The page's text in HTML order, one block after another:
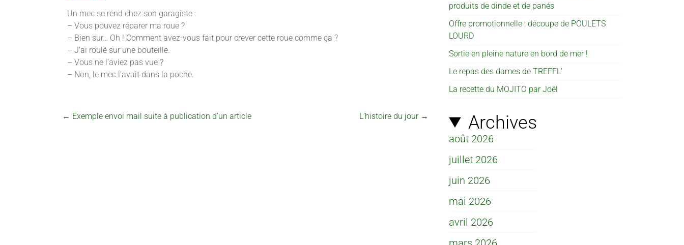
Un mec se rend chez son garagiste :
– Vous pouvez réparer ma roue ?
– Bien sur… Oh ! Comment avez-vous fait pour crever cette roue comme ça ?
– J’ai roulé sur une bouteille.
– Vous ne l’aviez pas vue ?
– Non, le mec l’avait dans la poche.
← Exemple envoi mail suite à publication d’un article L’histoire du jour →
produits de dinde et de panés
Offre promotionnelle : découpe de POULETS
LOURD
Sortie en pleine nature en bord de mer !
Le repas des dames de TREFFL’
La recette du MOJITO par Joël
Archives
août 2026
juillet 2026
juin 2026
mai 2026
avril 2026